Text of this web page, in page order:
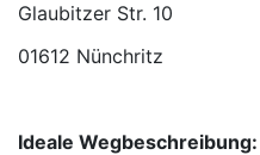
01612 Nünchritz
Ideale Wegbeschreibung: